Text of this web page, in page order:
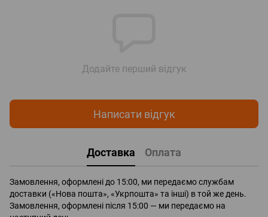
Додайте перший відгук
Написати відгук
Доставка Оплата
Замовлення, оформлені до 15:00, ми передаємо службам
доставки («Нова пошта», «Укрпошта» та інші) в той же день.
Замовлення, оформлені після 15:00 — ми передаємо на